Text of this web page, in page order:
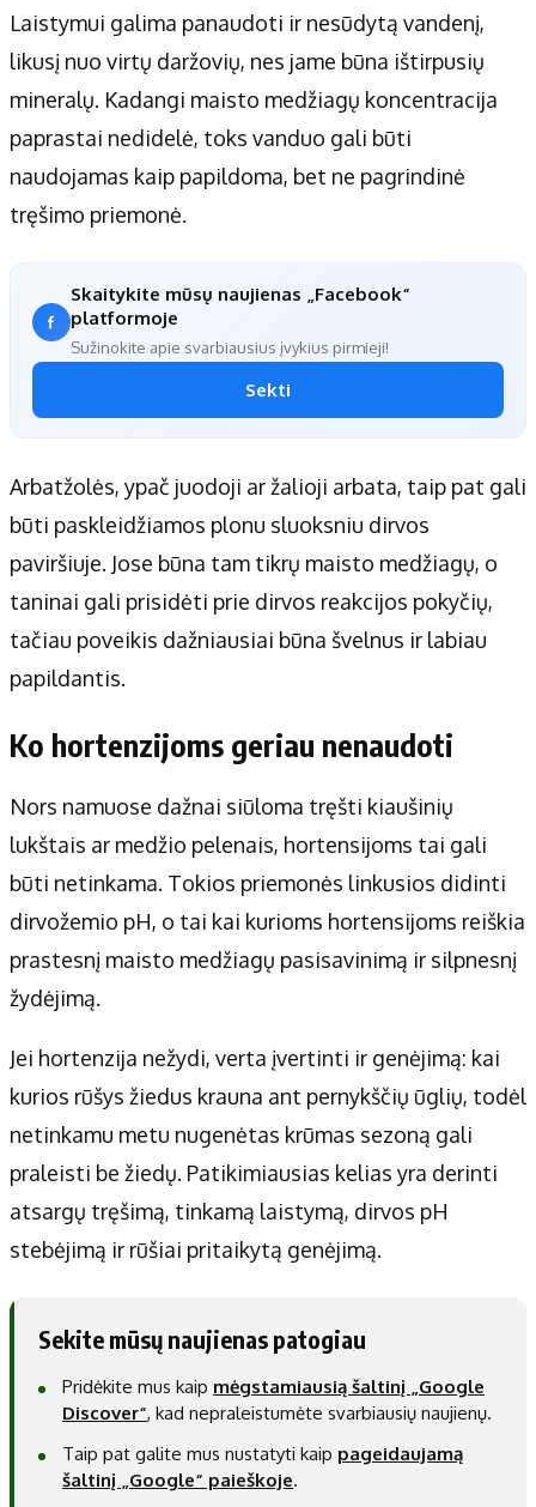
Laistymui galima panaudoti ir nesūdytą vandenį,
likusį nuo virtų daržovių, nes jame būna ištirpusių
mineralų. Kadangi maisto medžiagų koncentracija
paprastai nedidelė, toks vanduo gali būti
naudojamas kaip papildoma, bet ne pagrindinė
tręšimo priemonė.
Skaitykite mūsų naujienas „Facebook“
platformoje
Sužinokite apie svarbiausius įvykius pirmieji!
Sekti
Arbatžolės, ypač juodoji ar žalioji arbata, taip pat gali
būti paskleidžiamos plonu sluoksniu dirvos
paviršiuje. Jose būna tam tikrų maisto medžiagų, o
taninai gali prisidėti prie dirvos reakcijos pokyčių,
tačiau poveikis dažniausiai būna švelnus ir labiau
papildantis.
Ko hortenzijoms geriau nenaudoti
Nors namuose dažnai siūloma tręšti kiaušinių
lukštais ar medžio pelenais, hortensijoms tai gali
būti netinkama. Tokios priemonės linkusios didinti
dirvožemio pH, o tai kai kurioms hortensijoms reiškia
prastesnį maisto medžiagų pasisavinimą ir silpnesnį
žydėjimą.
Jei hortenzija nežydi, verta įvertinti ir genėjimą: kai
kurios rūšys žiedus krauna ant pernykščių ūglių, todėl
netinkamu metu nugenėtas krūmas sezoną gali
praleisti be žiedų. Patikimiausias kelias yra derinti
atsargų tręšimą, tinkamą laistymą, dirvos pH
stebėjimą ir rūšiai pritaikytą genėjimą.
Sekite mūsų naujienas patogiau
Pridėkite mus kaip mėgstamiausią šaltinį „Google
Discover“, kad nepraleistumėte svarbiausių naujienų.
Taip pat galite mus nustatyti kaip pageidaujamą
šaltinį „Google“ paieškoje.